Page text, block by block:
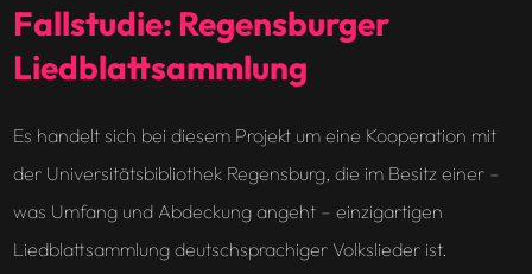
Fallstudie: Regensburger
Liedblattsammlung
Es handelt sich bei diesem Projekt um eine Kooperation mit
der Universitätsbibliothek Regensburg, die im Besitz einer –
was Umfang und Abdeckung angeht – einzigartigen
Liedblattsammlung deutschsprachiger Volkslieder ist.